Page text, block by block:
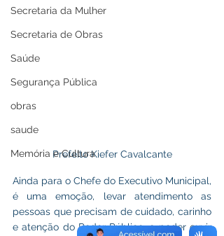
Secretaria da Mulher
Secretaria de Obras
Saúde
Segurança Pública
obras
saude
Memória e CulturaPrefeito Kiefer Cavalcante
Ainda para o Chefe do Executivo Municipal,
é uma emoção, levar atendimento as
pessoas que precisam de cuidado, carinho
e atenção do Poder Público, e poder ouvir